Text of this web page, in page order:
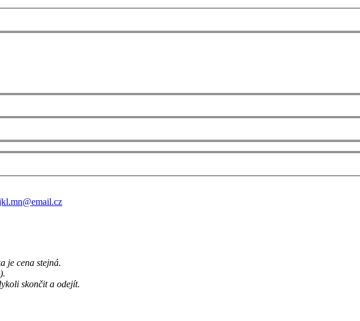
je cena stejná.
skončit a odejít.